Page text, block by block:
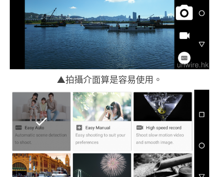
▲拍攝介面算是容易使用。